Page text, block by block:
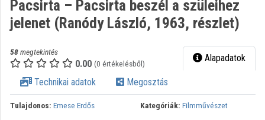
Közreműködők
Pacsirta – Pacsirta beszél a szüleihez
jelenet (Ranódy László, 1963, részlet)
58megtekintés
0.00 (0 értékelésből) Alapadatok
Technikai adatok Megosztás
Tulajdonos: Emese Erdős Kategóriák: Filmművészet